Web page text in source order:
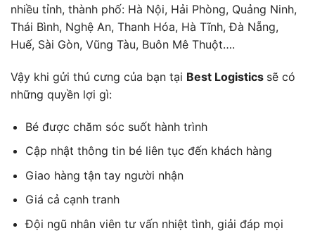
nhiều tỉnh, thành phố: Hà Nội, Hải Phòng, Quảng Ninh,
Thái Bình, Nghệ An, Thanh Hóa, Hà Tĩnh, Đà Nẵng,
Huế, Sài Gòn, Vũng Tàu, Buôn Mê Thuột….
Vậy khi gửi thú cưng của bạn tại Best Logistics sẽ có
những quyền lợi gì:
Bé được chăm sóc suốt hành trình
Cập nhật thông tin bé liên tục đến khách hàng
Giao hàng tận tay người nhận
Giá cả cạnh tranh
Đội ngũ nhân viên tư vấn nhiệt tình, giải đáp mọi